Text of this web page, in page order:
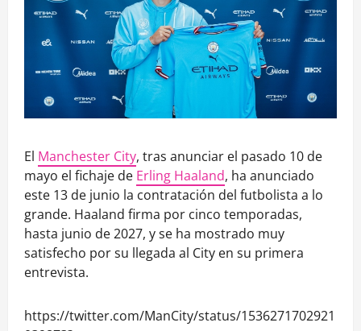
El Manchester City, tras anunciar el pasado 10 de
mayo el fichaje de Erling Haaland, ha anunciado
este 13 de junio la contratación del futbolista a lo
grande. Haaland firma por cinco temporadas,
hasta junio de 2027, y se ha mostrado muy
satisfecho por su llegada al City en su primera
entrevista.
https://twitter.com/ManCity/status/1536271702921